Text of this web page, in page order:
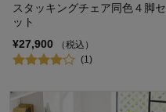
スタッキングチェア同色４脚セ
ット
¥27,900
（税込）
(1)